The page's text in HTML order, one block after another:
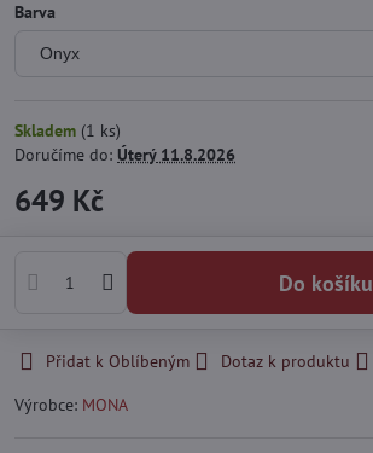
Barva
Skladem (1 ks)
Doručíme do: Úterý11.8.2026
649 Kč
Do košíku
Přidat k Oblíbeným Dotaz k produktu
Výrobce: MONA